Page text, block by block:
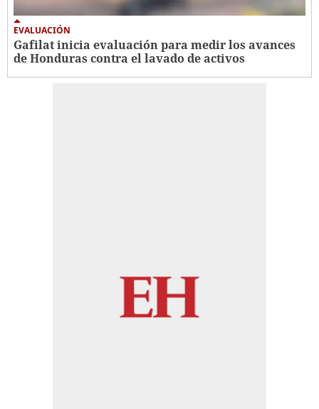
EVALUACIÓN
Gafilat inicia evaluación para medir los avances
de Honduras contra el lavado de activos